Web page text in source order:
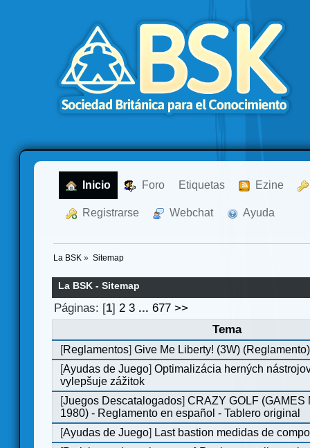
Inicio Foro Etiquetas Ezine
Registrarse Webchat Ayuda
La BSK » Sitemap
La BSK - Sitemap
Páginas: [1]2 3 ...677 >>
Tema
[Reglamentos]Give Me Liberty! (3W) (Reglamento)
[Ayudas de Juego]Optimalizácia herných
vylepšuje zážitok
[Juegos Descatalogados]CRAZY GOLF (GAMES
1980) - Reglamento en español - Tablero original
[Ayudas de Juego] Last bastion medidas de